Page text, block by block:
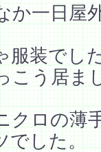
か一日屋
服装でし
こう居ま
クロの薄
した。